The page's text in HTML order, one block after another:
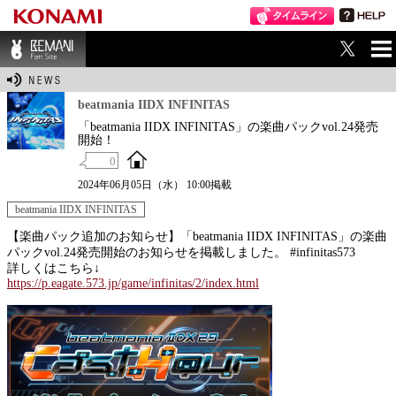
BEMANI Fan Sit
beatmania IIDX INFINITAS
「beatmania IIDX INFINITAS」の楽曲パックvol.24発売
開始！
0
2024年06月05日（水） 10:00掲載
beatmania IIDX INFINITAS
【楽曲パック追加のお知らせ】「beatmania IIDX INFINITAS」の楽曲
パックvol.24発売開始のお知らせを掲載しました。 #infinitas573
詳しくはこちら↓
https://p.eagate.573.jp/game/infinitas/2/index.html